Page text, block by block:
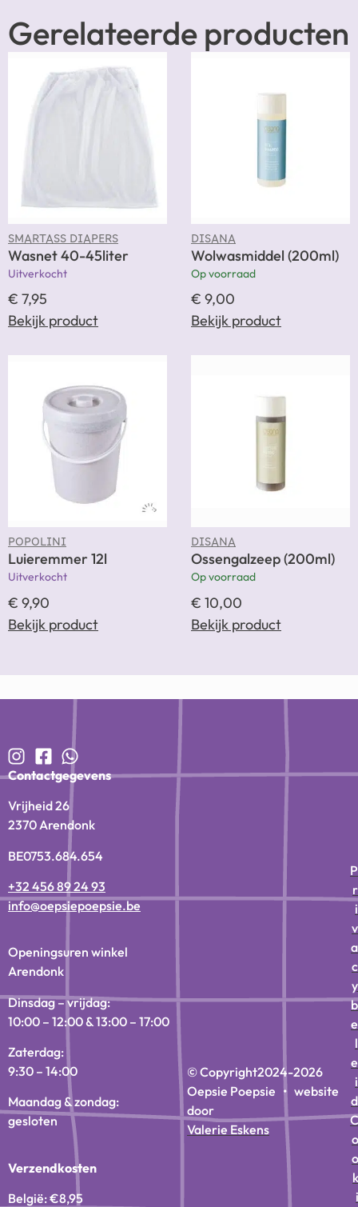
Gerelateerde producten
SMARTASS DIAPERS
Wasnet 40-45liter
Uitverkocht
€ 7,95
Bekijk product
DISANA
Wolwasmiddel (200ml)
Op voorraad
€ 9,00
Bekijk product
POPOLINI
Luieremmer 12l
Uitverkocht
€ 9,90
Bekijk product
DISANA
Ossengalzeep (200ml)
Op voorraad
€ 10,00
Bekijk product
Contactgegevens
Vrijheid 26
2370 Arendonk
BE0753.684.654
+32 456 89 24 93
info@oepsiepoepsie.be
Openingsuren winkel
Arendonk
Dinsdag – vrijdag:
10:00 – 12:00 & 13:00 – 17:00
Zaterdag:
9:30 – 14:00
Maandag & zondag:
gesloten
Verzendkosten
België: €8,95
© Copyright2024-2026
Oepsie Poepsie • website
door
Valerie Eskens
P
r
i
v
a
c
y
b
e
l
e
i
d
C
o
o
k
i